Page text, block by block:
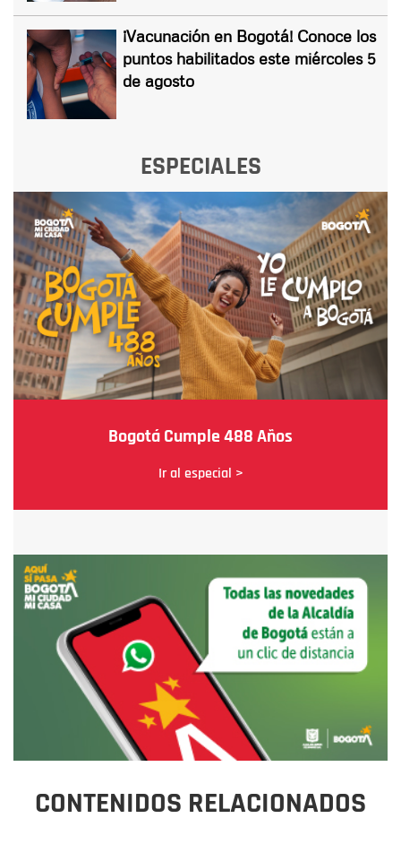
¡Vacunación en Bogotá! Conoce los
puntos habilitados este miércoles 5
de agosto
ESPECIALES
Bogotá Cumple 488 Años
Ir al especial >
CONTENIDOS RELACIONADOS